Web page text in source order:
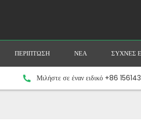
ΠΕΡΊΠΤΩΣΗ ΝΈΑ ΣΥΧΝΈΣ
Μιλήστε σε έναν ειδικό +86